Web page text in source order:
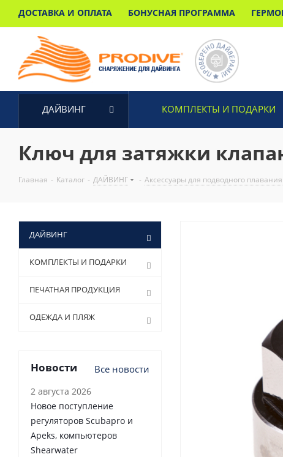
ДОСТАВКА И ОПЛАТА БОНУСНАЯ ПРОГРАММА
ДАЙВИНГ КОМПЛЕКТЫ И ПОДАРКИ
Ключ для затяжки
Главная - Каталог - ДАЙВИНГ - Аксессуары для подводного плавания
ДАЙВИНГ
КОМПЛЕКТЫ И ПОДАРКИ
ПЕЧАТНАЯ ПРОДУКЦИЯ
ОДЕЖДА И ПЛЯЖ
Новости Все новости
2 августа 2026
Новое поступление
регуляторов Scubapro и
Apeks, компьютеров
Shearwater